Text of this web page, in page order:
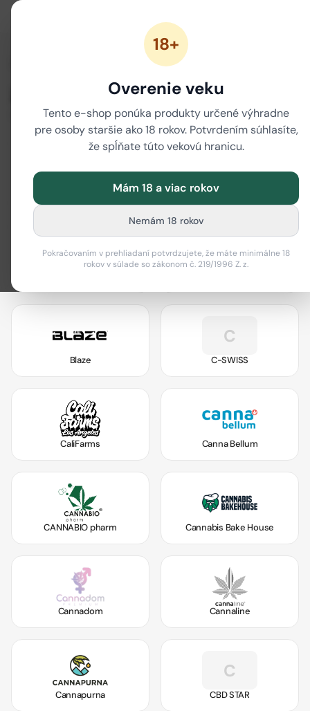
18+
Overenie veku
Tento e-shop ponúka produkty určené výhradne
pre osoby staršie ako 18 rokov. Potvrdením súhlasíte,
že spĺňate túto vekovú hranicu.
Mám 18 a viac rokov
Nemám 18 rokov
Pokračovaním v prehliadaní potvrdzujete, že máte minimálne 18
rokov v súlade so zákonom č. 219/1996 Z. z.
80 značiek
Best Buds
Blaze
C
C-SWISS
CaliFarms Canna Bellum
CANNABIO pharm Cannabis Bake House
Cannadom Cannaline
Cannapurna
C
CBD STAR